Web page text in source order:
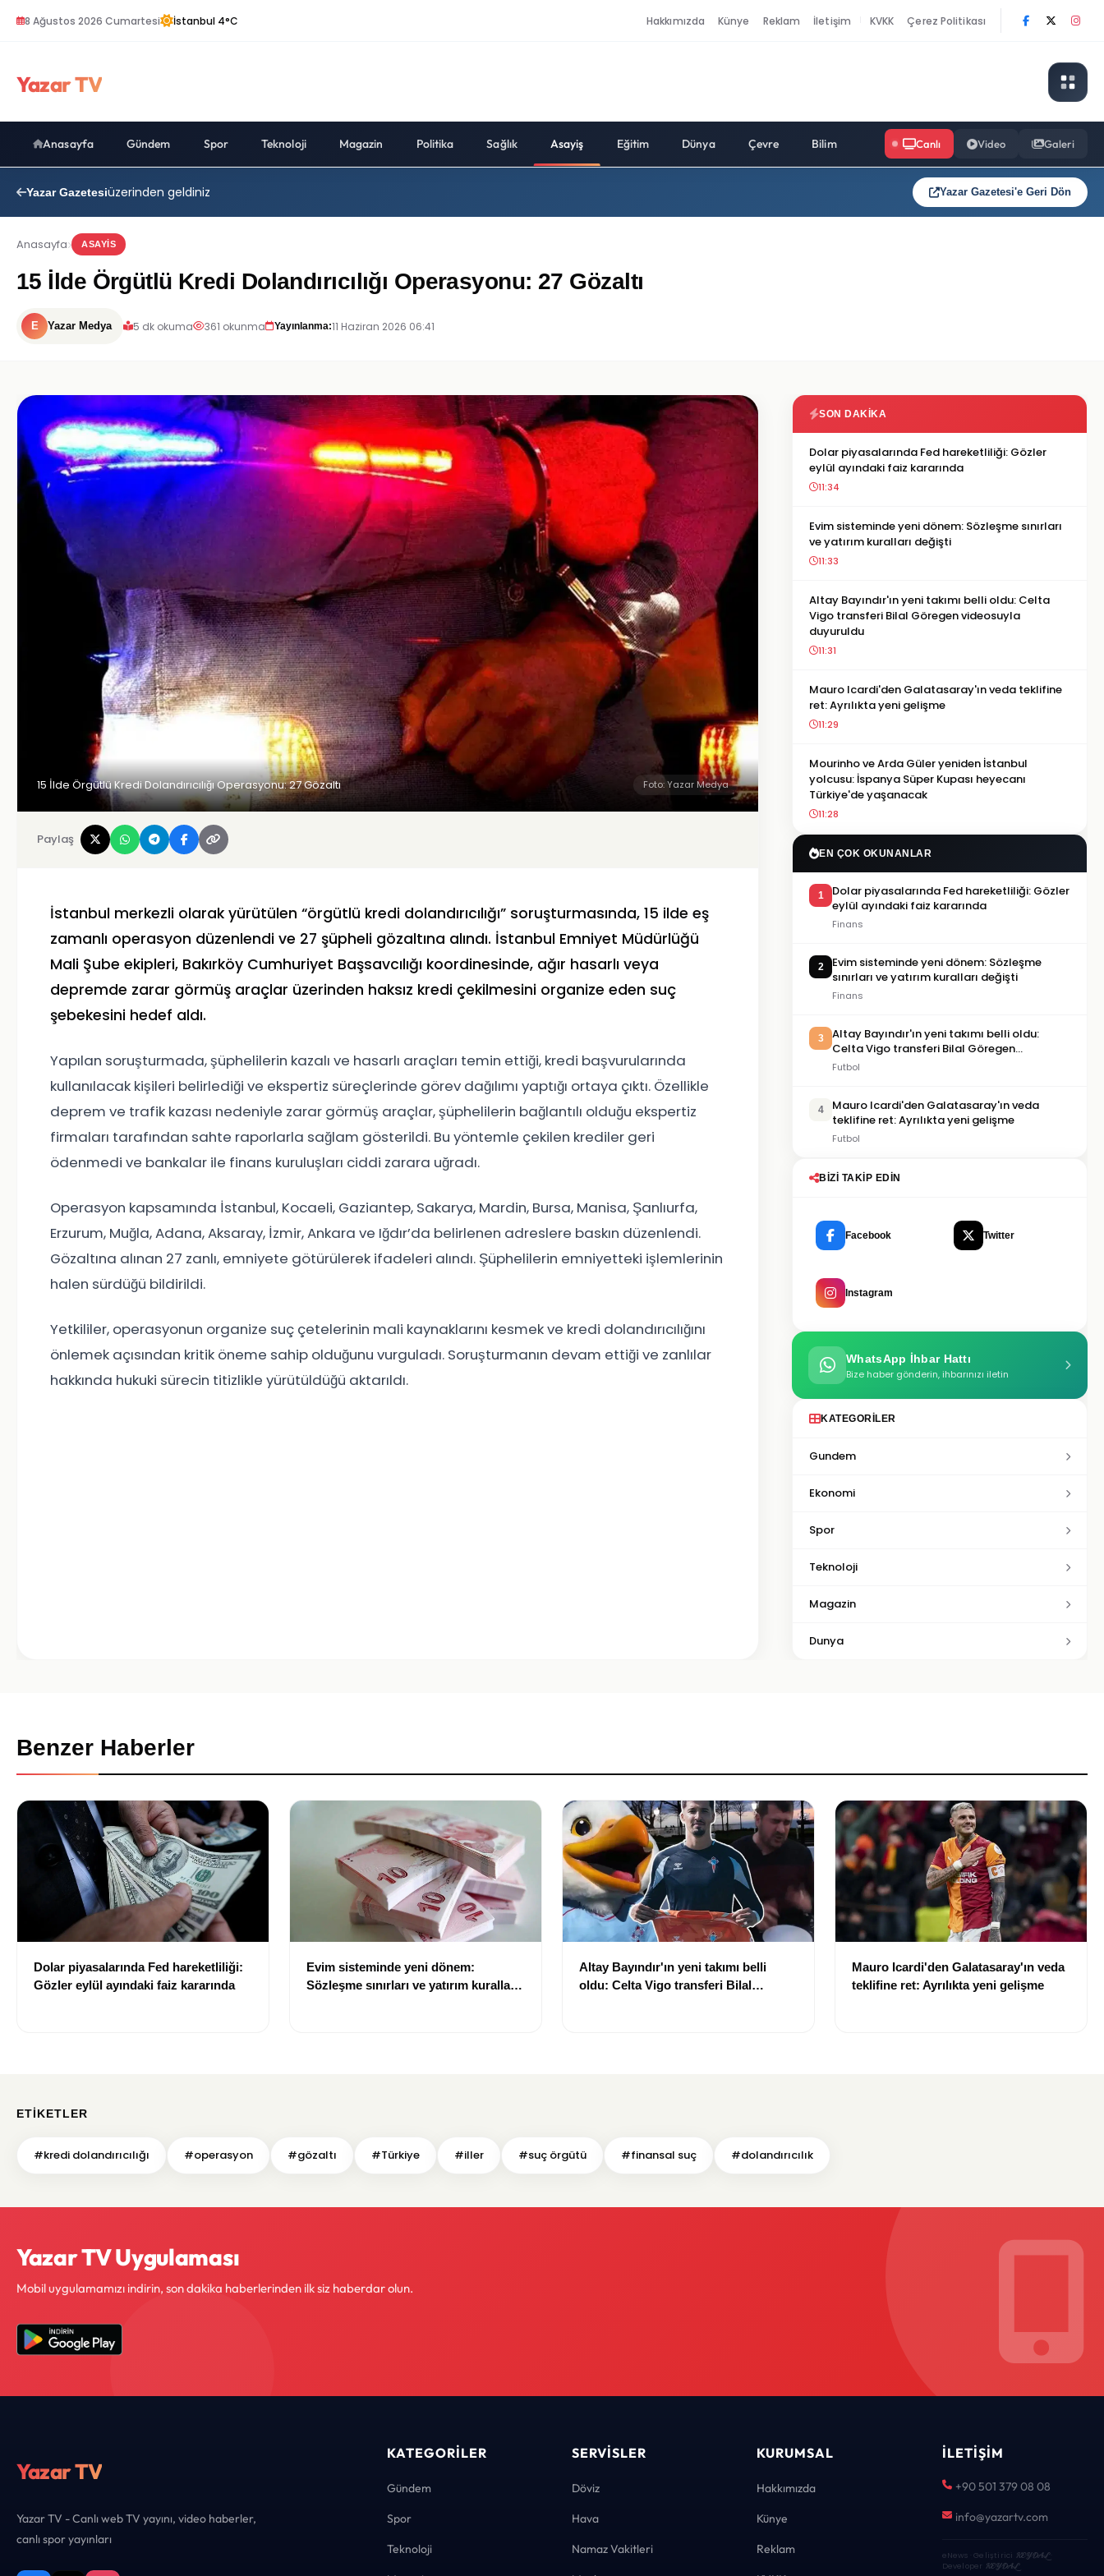
8 Ağustos 2026 Cumartesi İstanbul 4°C Hakkımızda Künye Reklam İletişim KVKK Çerez Politikası
Yazar TV
Anasayfa Gündem Spor Teknoloji Magazin Politika Sağlık Asayiş Eğitim Dünya Çevre Bilim Canlı Video Galeri
Yazar Gazetesiüzerinden geldiniz Yazar Gazetesi'e Geri Dön
Anasayfa ASAYIS
15 İlde Örgütlü Kredi Dolandırıcılığı Operasyonu: 27 Gözaltı
E Yazar Medya 5 dk okuma 361 okunma Yayınlanma:11 Haziran 2026 06:41
15 İlde Örgütlü Kredi Dolandırıcılığı Operasyonu: 27 Gözaltı Foto: Yazar Medya
Paylaş
İstanbul merkezli olarak yürütülen “örgütlü kredi dolandırıcılığı” soruşturmasında, 15 ilde eş
zamanlı operasyon düzenlendi ve 27 şüpheli gözaltına alındı. İstanbul Emniyet Müdürlüğü
Mali Şube ekipleri, Bakırköy Cumhuriyet Başsavcılığı koordinesinde, ağır hasarlı veya
depremde zarar görmüş araçlar üzerinden haksız kredi çekilmesini organize eden suç
şebekesini hedef aldı.
Yapılan soruşturmada, şüphelilerin kazalı ve hasarlı araçları temin ettiği, kredi başvurularında
kullanılacak kişileri belirlediği ve ekspertiz süreçlerinde görev dağılımı yaptığı ortaya çıktı. Özellikle
deprem ve trafik kazası nedeniyle zarar görmüş araçlar, şüphelilerin bağlantılı olduğu ekspertiz
firmaları tarafından sahte raporlarla sağlam gösterildi. Bu yöntemle çekilen krediler geri
ödenmedi ve bankalar ile finans kuruluşları ciddi zarara uğradı.
Operasyon kapsamında İstanbul, Kocaeli, Gaziantep, Sakarya, Mardin, Bursa, Manisa, Şanlıurfa,
Erzurum, Muğla, Adana, Aksaray, İzmir, Ankara ve Iğdır’da belirlenen adreslere baskın düzenlendi.
Gözaltına alınan 27 zanlı, emniyete götürülerek ifadeleri alındı. Şüphelilerin emniyetteki işlemlerinin
halen sürdüğü bildirildi.
Yetkililer, operasyonun organize suç çetelerinin mali kaynaklarını kesmek ve kredi dolandırıcılığını
önlemek açısından kritik öneme sahip olduğunu vurguladı. Soruşturmanın devam ettiği ve zanlılar
hakkında hukuki sürecin titizlikle yürütüldüğü aktarıldı.
SON DAKIKA
Dolar piyasalarında Fed hareketliliği: Gözler
eylül ayındaki faiz kararında
11:34
Evim sisteminde yeni dönem: Sözleşme sınırları
ve yatırım kuralları değişti
11:33
Altay Bayındır'ın yeni takımı belli oldu: Celta
Vigo transferi Bilal Göregen videosuyla
duyuruldu
11:31
Mauro Icardi'den Galatasaray'ın veda teklifine
ret: Ayrılıkta yeni gelişme
11:29
Mourinho ve Arda Güler yeniden İstanbul
yolcusu: İspanya Süper Kupası heyecanı
Türkiye'de yaşanacak
11:28
EN ÇOK OKUNANLAR
1
Dolar piyasalarında Fed hareketliliği: Gözler
eylül ayındaki faiz kararında
Finans
2
Evim sisteminde yeni dönem: Sözleşme
sınırları ve yatırım kuralları değişti
Finans
3
Altay Bayındır'ın yeni takımı belli oldu:
Celta Vigo transferi Bilal Göregen
videosuyla duyuruldu
Futbol
4
Mauro Icardi'den Galatasaray'ın veda
teklifine ret: Ayrılıkta yeni gelişme
Futbol
BIZI TAKIP EDIN
Facebook Twitter
Instagram
WhatsApp İhbar Hattı
Bize haber gönderin, ihbarınızı iletin
KATEGORILER
Gundem
Ekonomi
Spor
Teknoloji
Magazin
Dunya
Benzer Haberler
Dolar piyasalarında Fed hareketliliği:
Gözler eylül ayındaki faiz kararında
Evim sisteminde yeni dönem:
Sözleşme sınırları ve yatırım kuralları
Altay Bayındır'ın yeni takımı belli
oldu: Celta Vigo transferi Bilal
Mauro Icardi'den Galatasaray'ın veda
teklifine ret: Ayrılıkta yeni gelişme
ETIKETLER
#kredi dolandırıcılığı #operasyon #gözaltı #Türkiye #iller #suç örgütü #finansal suç #dolandırıcılık
Yazar TV Uygulaması
Mobil uygulamamızı indirin, son dakika haberlerinden ilk siz haberdar olun.
Yazar TV
Yazar TV - Canlı web TV yayını, video haberler,
canlı spor yayınları
KATEGORILER
Gündem
Spor
Teknoloji
SERVISLER
Döviz
Hava
Namaz Vakitleri
KURUMSAL
Hakkımızda
Künye
Reklam
İLETIŞIM
+90 501 379 08 08
info@yazartv.com
eNews · Geliştirici KEYDAL·
Developer KEYDAL